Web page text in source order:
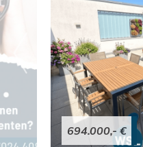
694.000,- €